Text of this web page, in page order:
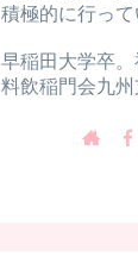
積極的に行って
早稲田大学卒
料飲稲門会九